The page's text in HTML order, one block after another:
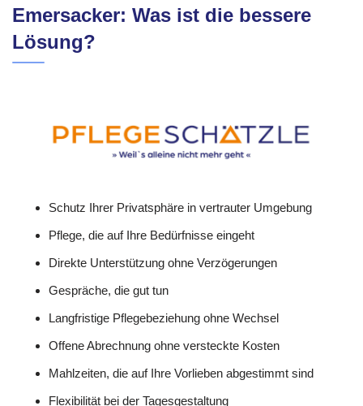
Emersacker: Was ist die bessere
Lösung?
Schutz Ihrer Privatsphäre in vertrauter Umgebung
Pflege, die auf Ihre Bedürfnisse eingeht
Direkte Unterstützung ohne Verzögerungen
Gespräche, die gut tun
Langfristige Pflegebeziehung ohne Wechsel
Offene Abrechnung ohne versteckte Kosten
Mahlzeiten, die auf Ihre Vorlieben abgestimmt sind
Flexibilität bei der Tagesgestaltung